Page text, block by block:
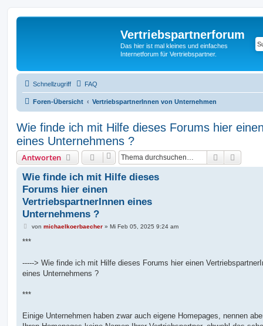
Vertriebspartnerforum
Das hier ist mal kleines und einfaches
Internetforum für Vertriebspartner.
Schnellzugriff FAQ
Foren-Übersicht VertriebspartnerInnen von Unternehmen
Wie finde ich mit Hilfe dieses Forums hier
eines Unternehmens ?
Antworten Suche
Wie finde ich mit Hilfe dieses
Forums hier einen
VertriebspartnerInnen eines
Unternehmens ?
B
i
von michaelkoerbaecher» Mi Feb 05, 2025 9:24 am
***
-----> Wie finde ich mit Hilfe dieses Forums hier einen
eines Unternehmens ?
***
Einige Unternehmen haben zwar auch eigene Homepages, nennen